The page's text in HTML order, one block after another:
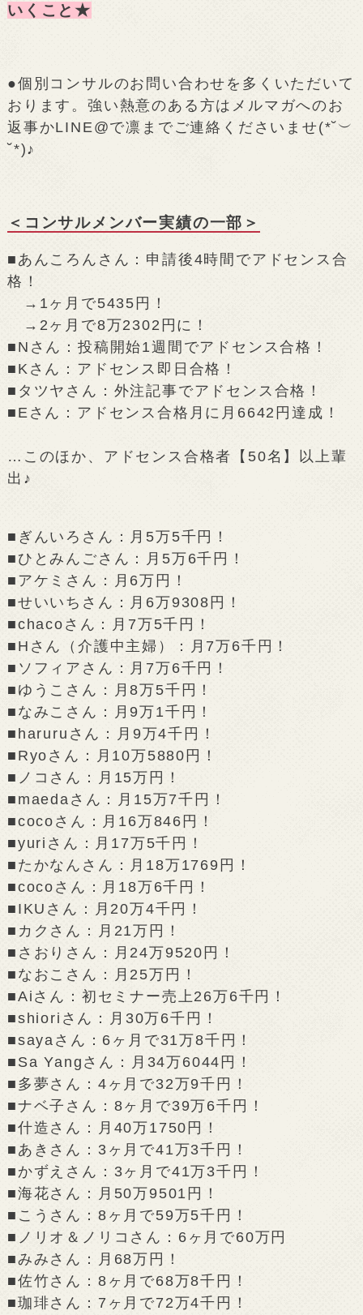
いくこと★
●個別コンサルのお問い合わせを多くいただいて
おります。強い熱意のある方はメルマガへのお
返事かLINE@で凛までご連絡くださいませ(*˘︶
˘*)♪
＜コンサルメンバー実績の一部＞
■あんころんさん：申請後4時間でアドセンス合
格！
→1ヶ月で5435円！
→2ヶ月で8万2302円に！
■Nさん：投稿開始1週間でアドセンス合格！
■Kさん：アドセンス即日合格！
■タツヤさん：外注記事でアドセンス合格！
■Eさん：アドセンス合格月に月6642円達成！
…このほか、アドセンス合格者【50名】以上輩
出♪
■ぎんいろさん：月5万5千円！
■ひとみんごさん：月5万6千円！
■アケミさん：月6万円！
■せいいちさん：月6万9308円！
■chacoさん：月7万5千円！
■Hさん（介護中主婦）：月7万6千円！
■ソフィアさん：月7万6千円！
■ゆうこさん：月8万5千円！
■なみこさん：月9万1千円！
■haruruさん：月9万4千円！
■Ryoさん：月10万5880円！
■ノコさん：月15万円！
■maedaさん：月15万7千円！
■cocoさん：月16万846円！
■yuriさん：月17万5千円！
■たかなんさん：月18万1769円！
■cocoさん：月18万6千円！
■IKUさん：月20万4千円！
■カクさん：月21万円！
■さおりさん：月24万9520円！
■なおこさん：月25万円！
■Aiさん：初セミナー売上26万6千円！
■shioriさん：月30万6千円！
■sayaさん：6ヶ月で31万8千円！
■Sa Yangさん：月34万6044円！
■多夢さん：4ヶ月で32万9千円！
■ナベ子さん：8ヶ月で39万6千円！
■什造さん：月40万1750円！
■あきさん：3ヶ月で41万3千円！
■かずえさん：3ヶ月で41万3千円！
■海花さん：月50万9501円！
■こうさん：8ヶ月で59万5千円！
■ノリオ＆ノリコさん：6ヶ月で60万円
■みみさん：月68万円！
■佐竹さん：8ヶ月で68万8千円！
■珈琲さん：7ヶ月で72万4千円！